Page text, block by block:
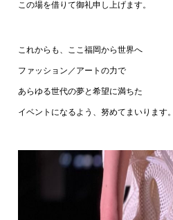
この場を借りて御礼申し上げます。
これからも、ここ福岡から世界へ
ファッション／アートの力で
あらゆる世代の夢と希望に満ちた
イベントになるよう、努めてまいります。